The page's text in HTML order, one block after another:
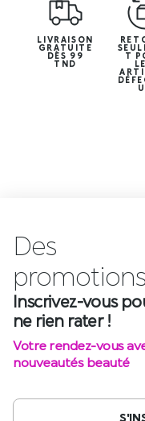
LIVRAISON
GRATUITE
DÈS 99
TND
T
Des
Inscrivez-vous
ne rien rater !
Votre rendez-vous
nouveautés beauté